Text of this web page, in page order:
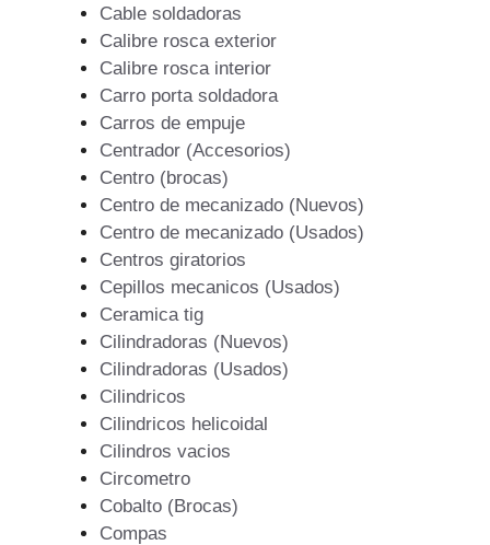
Cable soldadoras
Calibre rosca exterior
Calibre rosca interior
Carro porta soldadora
Carros de empuje
Centrador (Accesorios)
Centro (brocas)
Centro de mecanizado (Nuevos)
Centro de mecanizado (Usados)
Centros giratorios
Cepillos mecanicos (Usados)
Ceramica tig
Cilindradoras (Nuevos)
Cilindradoras (Usados)
Cilindricos
Cilindricos helicoidal
Cilindros vacios
Circometro
Cobalto (Brocas)
Compas